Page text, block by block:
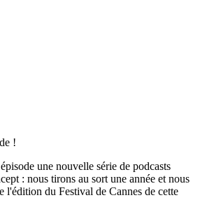
!
une nouvelle série de podcasts
: nous tirons au sort une année et nous
l'édition du Festival de Cannes de cette